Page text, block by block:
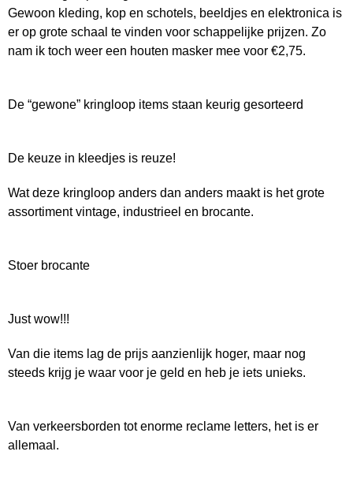
Gewoon kleding, kop en schotels, beeldjes en elektronica is
er op grote schaal te vinden voor schappelijke prijzen. Zo
nam ik toch weer een houten masker mee voor €2,75.
De “gewone” kringloop items staan keurig gesorteerd
De keuze in kleedjes is reuze!
Wat deze kringloop anders dan anders maakt is het grote
assortiment vintage, industrieel en brocante.
Stoer brocante
Just wow!!!
Van die items lag de prijs aanzienlijk hoger, maar nog
steeds krijg je waar voor je geld en heb je iets unieks.
Van verkeersborden tot enorme reclame letters, het is er
allemaal.